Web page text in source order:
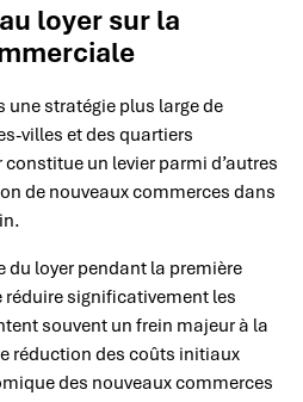
loyer sur la
stratégie plus large de
villes et des quartiers
un levier parmi d’autres
de nouveaux commerces dans
du loyer pendant la première
réduire significativement les
souvent un frein majeur à la
réduction des coûts initiaux
des nouveaux commerces